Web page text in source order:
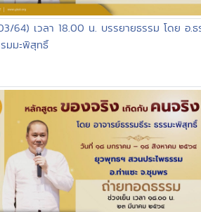
64) เวลา 18.00 น. บรรยายธรรม โดย อ.ธ
มมะพิสุทธิ์